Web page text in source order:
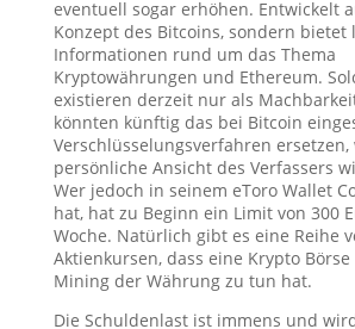
eventuell sogar erhöhen. Entwickelt
Konzept des Bitcoins, sondern bietet
Informationen rund um das Thema
Kryptowährungen und Ethereum.
existieren derzeit nur als
könnten künftig das bei Bitcoin
Verschlüsselungsverfahren ersetzen,
persönliche Ansicht des Verfassers
Wer jedoch in seinem eToro Wallet
hat, hat zu Beginn ein Limit von 300
Woche. Natürlich gibt es eine Reihe
Aktienkursen, dass eine Krypto
Mining der Währung zu tun hat.
Die Schuldenlast ist immens und